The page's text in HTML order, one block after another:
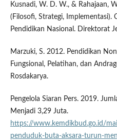
Kusnadi, W. D. W., & Rahajaan,
(Filosofi, Strategi, Implementasi).
Pendidikan Nasional. Direktorat
Marzuki, S. 2012. Pendidikan
Fungsional, Pelatihan, dan
Rosdakarya.
Pengelola Siaran Pers. 2019.
Menjadi 3,29 Juta.
https://www.kemdikbud.go.id/
penduduk-buta-aksara-turun-